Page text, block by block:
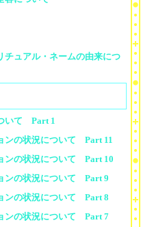
チュアル・ネームの由来につ
いて Part 1
ンの状況について Part 11
ンの状況について Part 10
ンの状況について Part 9
ンの状況について Part 8
ンの状況について Part 7